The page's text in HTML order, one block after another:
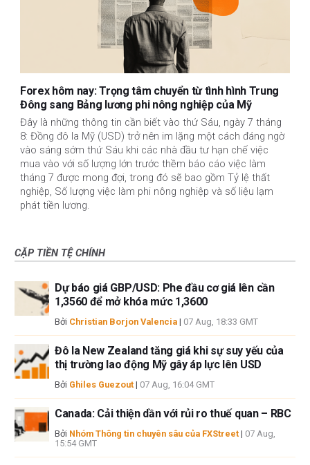
Forex hôm nay: Trọng tâm chuyển từ tình hình Trung
Đông sang Bảng lương phi nông nghiệp của Mỹ
Đây là những thông tin cần biết vào thứ Sáu, ngày 7 tháng
8: Đồng đô la Mỹ (USD) trở nên im lặng một cách đáng ngờ
vào sáng sớm thứ Sáu khi các nhà đầu tư hạn chế việc
mua vào với số lượng lớn trước thềm báo cáo việc làm
tháng 7 được mong đợi, trong đó sẽ bao gồm Tỷ lệ thất
nghiệp, Số lượng việc làm phi nông nghiệp và số liệu lạm
phát tiền lương.
CẶP TIỀN TỆ CHÍNH
Dự báo giá GBP/USD: Phe đầu cơ giá lên cần
1,3560 để mở khóa mức 1,3600
Bởi Christian Borjon Valencia | 07 Aug, 18:33 GMT
Đô la New Zealand tăng giá khi sự suy yếu của
thị trường lao động Mỹ gây áp lực lên USD
Bởi Ghiles Guezout | 07 Aug, 16:04 GMT
Canada: Cải thiện dần với rủi ro thuế quan – RBC
Bởi Nhóm Thông tin chuyên sâu của FXStreet | 07 Aug,
15:54 GMT